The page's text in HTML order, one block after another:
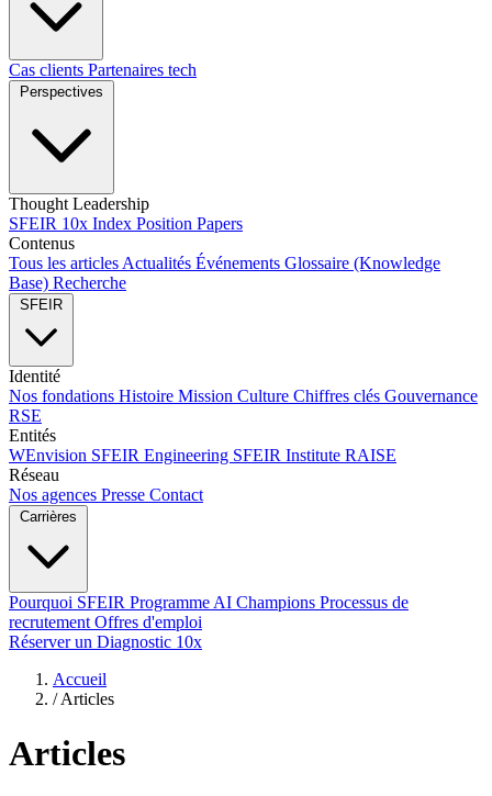
Cas clients Partenaires tech
Perspectives
Thought Leadership
SFEIR 10x Index Position Papers
Contenus
Tous les articles Actualités Événements Glossaire (Knowledge
Base) Recherche
SFEIR
Identité
Nos fondations Histoire Mission Culture Chiffres clés Gouvernance
RSE
Entités
WEnvision SFEIR Engineering SFEIR Institute RAISE
Réseau
Nos agences Presse Contact
Carrières
Pourquoi SFEIR Programme AI Champions Processus de
recrutement Offres d'emploi
Réserver un Diagnostic 10x
Accueil
/ Articles
Articles